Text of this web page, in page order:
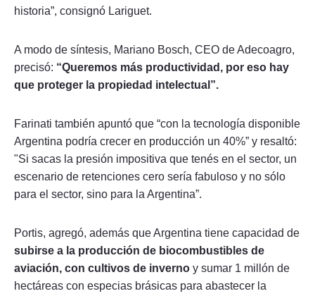
historia”, consignó Lariguet.
A modo de síntesis, Mariano Bosch, CEO de Adecoagro,
precisó: “Queremos más productividad, por eso hay
que proteger la propiedad intelectual”.
Farinati también apuntó que “con la tecnología disponible
Argentina podría crecer en producción un 40%” y resaltó:
"Si sacas la presión impositiva que tenés en el sector, un
escenario de retenciones cero sería fabuloso y no sólo
para el sector, sino para la Argentina”.
Portis, agregó, además que Argentina tiene capacidad de
subirse a la producción de biocombustibles de
aviación, con cultivos de inverno y sumar 1 millón de
hectáreas con especias brásicas para abastecer la